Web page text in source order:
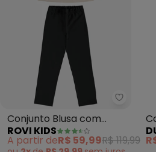
Rovi
Conjunto Blusa com
Legging (Bege)
ROVI KIDS
A partir deR$ 59,99R$ 119,99